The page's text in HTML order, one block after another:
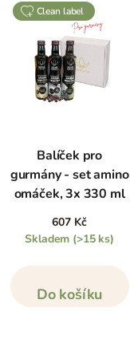
clean label
Balíček pro
gurmány - set amino
omáček, 3x 330 ml
607 Kč
Skladem (>15 ks)
Do košíku